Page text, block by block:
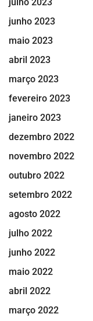
junho 2023
maio 2023
abril 2023
março 2023
fevereiro 2023
janeiro 2023
dezembro 2022
novembro 2022
outubro 2022
setembro 2022
agosto 2022
julho 2022
junho 2022
maio 2022
abril 2022
março 2022